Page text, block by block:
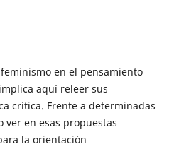
en el pensamiento
aquí releer sus
crítica. Frente a determinadas
ver en esas propuestas
la orientación